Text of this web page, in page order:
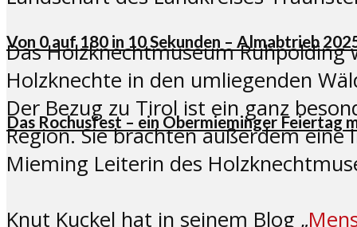
Von 0 auf 180 in 10 Sekunden – Almabtrieb
Das Rochusfest – ein Obermieminger Feiertag
Das Holzknechtmuseum
Holzknechte in den umliegenden
Der Bezug zu Tirol ist ein ganz
Region. Sie brachten außerdem
Mieming Leiterin des
Knut Kuckel hat in seinem Blog „